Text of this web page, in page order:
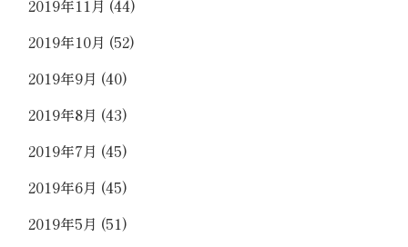
2019年11月 (44)
2019年10月 (52)
2019年9月 (40)
2019年8月 (43)
2019年7月 (45)
2019年6月 (45)
2019年5月 (51)